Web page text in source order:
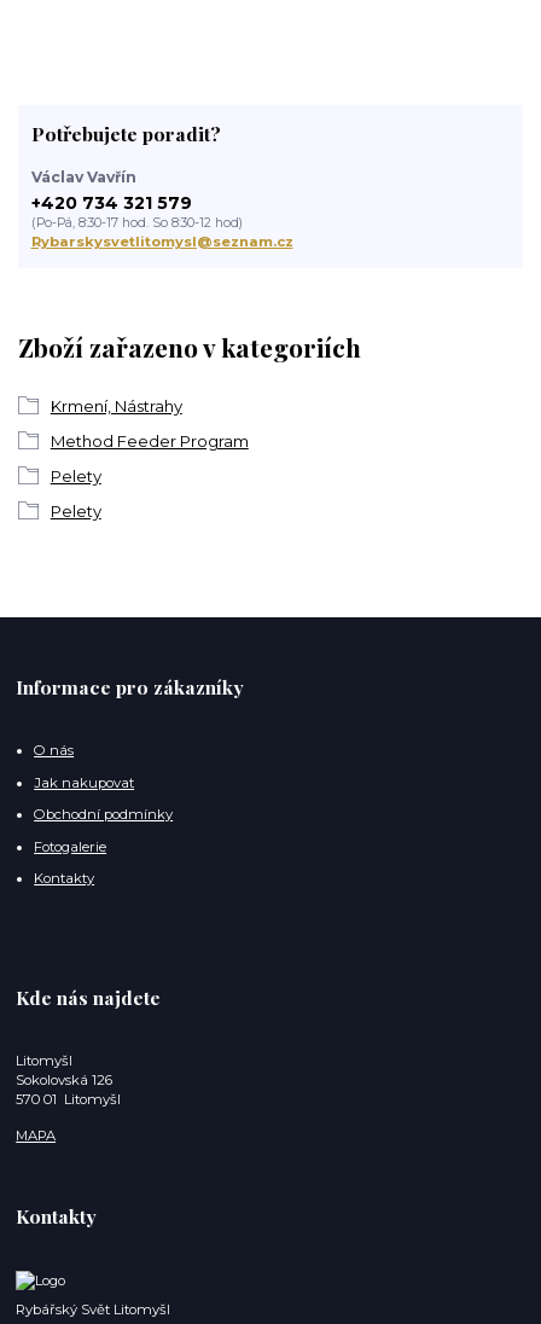
Zboží zařazeno v kategoriích
Krmení, Nástrahy
Method Feeder Program
Pelety
Pelety
Potřebujete poradit?
Václav Vavřín
+420 734 321 579
(Po-Pá, 8:30-17 hod. So 8:30-12 hod)
Rybarskysvetlitomysl@seznam.cz
Informace pro zákazníky
O nás
Jak nakupovat
Obchodní podmínky
Fotogalerie
Kontakty
Kde nás najdete
Litomyšl
Sokolovská 126
570 01 Litomyšl
MAPA
Kontakty
Rybářský Svět Litomyšl